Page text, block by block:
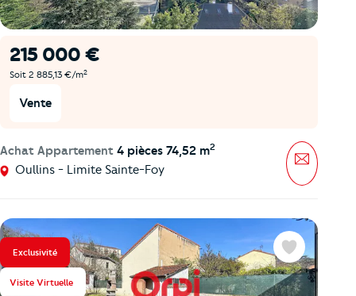
215 000 €
Soit 2 885,13 €/m2
Vente
Achat Appartement 4 pièces 74,52 m2
Oullins - Limite Sainte-Foy
Message
Exclusivité
Visite Virtuelle
Favoris